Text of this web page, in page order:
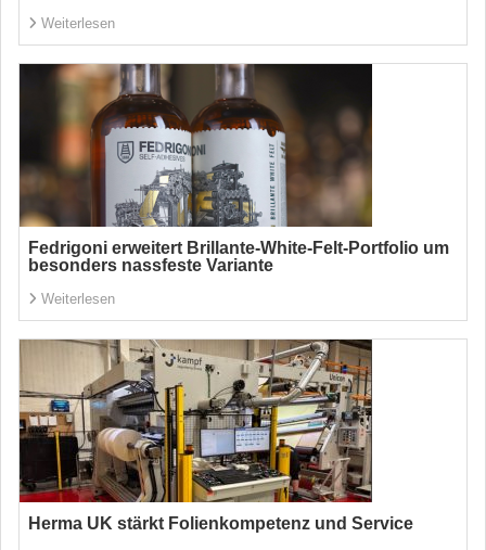
Weiterlesen
Fedrigoni erweitert Brillante-White-Felt-Portfolio um
besonders nassfeste Variante
Weiterlesen
Herma UK stärkt Folienkompetenz und Service